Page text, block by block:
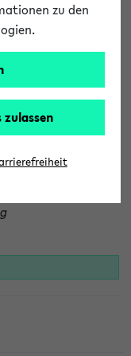
ist unbedingt
zu den